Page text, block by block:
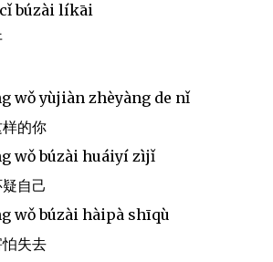
búzài líkāi
wǒ yùjiàn zhèyàng de nǐ
的你
wǒ búzài huáiyí zìjǐ
自己
wǒ búzài hàipà shīqù
失去